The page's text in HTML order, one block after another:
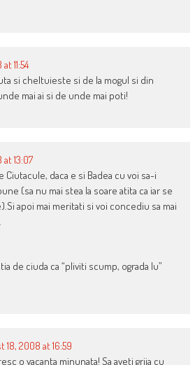
11:54
si cheltuieste si de la mogul si din
mai ai si de unde mai poti!
13:07
daca e si Badea cu voi sa-i
(sa nu mai stea la soare atita ca iar se
apoi mai meritati si voi concediu sa mai
de ciuda ca “pliviti scump, ograda lu”
18, 2008 at 16:59
o vacanta minunata! Sa aveti grija cu